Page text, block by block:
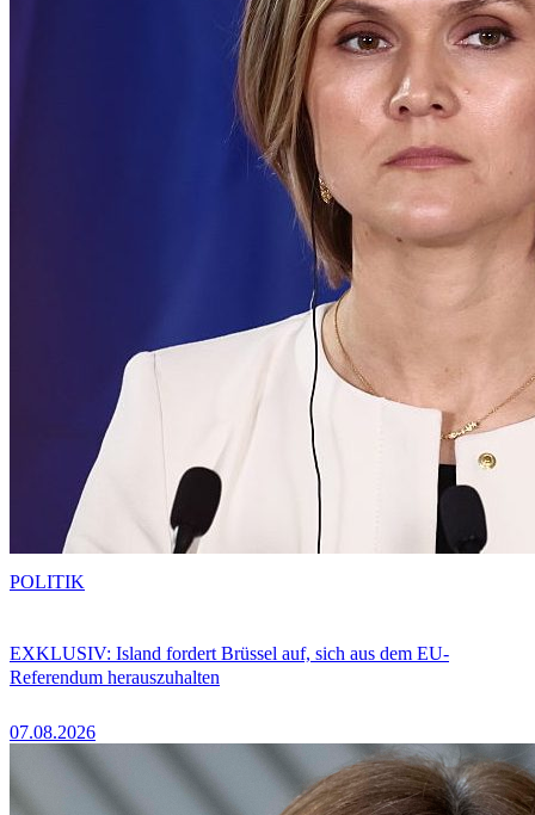
EXKLUSIV: Island fordert Brüssel auf, sich aus dem EU-
Referendum herauszuhalten
07.08.2026
POLITIK